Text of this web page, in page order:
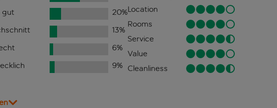
gut
20%
13%
6%
9%
Location
Rooms
Service
Value
Cleanliness